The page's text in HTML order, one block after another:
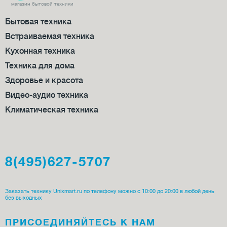
магазин бытовой техники
Бытовая техника
Встраиваемая техника
Кухонная техника
Техника для дома
Здоровье и красота
Видео-аудио техника
Климатическая техника
8(495)627-5707
Заказать технику Unixmart.ru по телефону можно с 10:00 до 20:00 в любой день
без выходных
ПРИСОЕДИ­НЯЙТЕСЬ К НАМ